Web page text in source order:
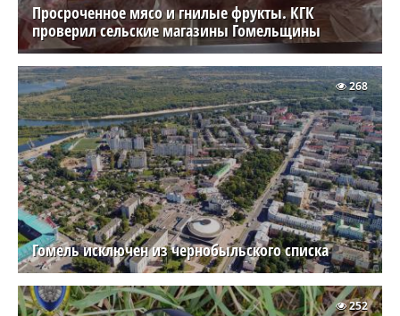
Просроченное мясо и гнилые фрукты. КГК
проверил сельские магазины Гомельщины
Гомель исключен из чернобыльского списка
268
252